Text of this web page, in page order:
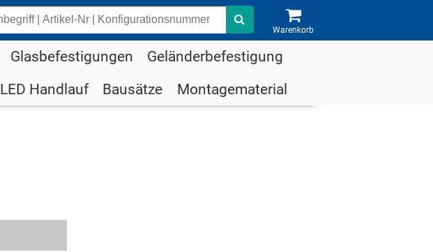
Warenkorb
Glasbefestigungen
Geländerbefestigung
LED Handlauf Bausätze Montagematerial